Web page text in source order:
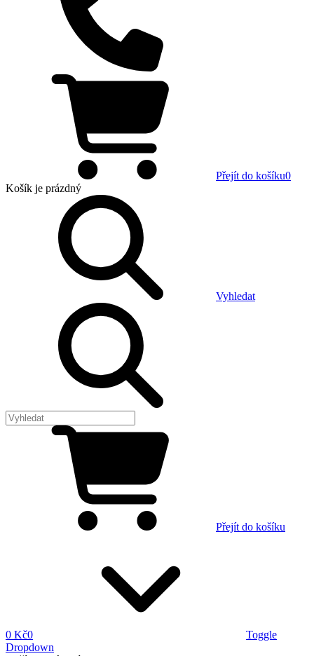
Přejít do košíku0
Košík je prázdný
Vyhledat
Přejít do košíku
0 Kč0
Toggle
Dropdown